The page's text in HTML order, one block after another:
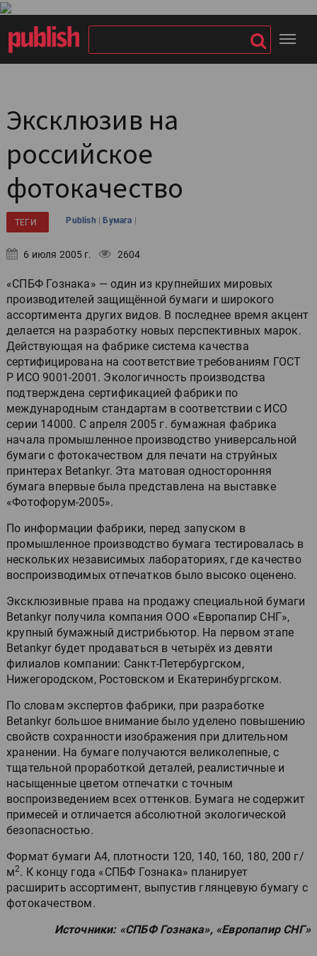
Эксклюзив на
российское
фотокачество
ТЕГИ Publish |Бумага |
6 июля 2005 г. 2604
«СПБФ Гознака» — один из крупнейших мировых
производителей защищённой бумаги и широкого
ассортимента других видов. В последнее время акцент
делается на разработку новых перспективных марок.
Действующая на фабрике система качества
сертифицирована на соответствие требованиям ГОСТ
Р ИСО 9001-2001. Экологичность производства
подтверждена сертификацией фабрики по
международным стандартам в соответствии с ИСО
серии 14000. С апреля 2005 г. бумажная фабрика
начала промышленное производство универсальной
бумаги с фотокачеством для печати на струйных
принтерах Betankyr. Эта матовая односторонняя
бумага впервые была представлена на выставке
«Фотофорум-2005».
По информации фабрики, перед запуском в
промышленное производство бумага тестировалась в
нескольких независимых лабораториях, где качество
воспроизводимых отпечатков было высоко оценено.
Эксклюзивные права на продажу специальной бумаги
Betankyr получила компания ООО «Европапир СНГ»,
крупный бумажный дистрибьютор. На первом этапе
Betankyr будет продаваться в четырёх из девяти
филиалов компании: Санкт-Петербургском,
Нижегородском, Ростовском и Екатеринбургском.
По словам экспертов фабрики, при разработке
Betankyr большое внимание было уделено повышению
свойств сохранности изображения при длительном
хранении. На бумаге получаются великолепные, с
тщательной проработкой деталей, реалистичные и
насыщенные цветом отпечатки с точным
воспроизведением всех оттенков. Бумага не содержит
примесей и отличается абсолютной экологической
безопасностью.
Формат бумаги А4, плотности 120, 140, 160, 180, 200 г/
м2. К концу года «СПБФ Гознака» планирует
расширить ассортимент, выпустив глянцевую бумагу с
фотокачеством.
Источники: «СПБФ Гознака», «Европапир СНГ»